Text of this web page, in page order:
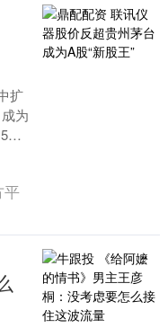
扩
为
平